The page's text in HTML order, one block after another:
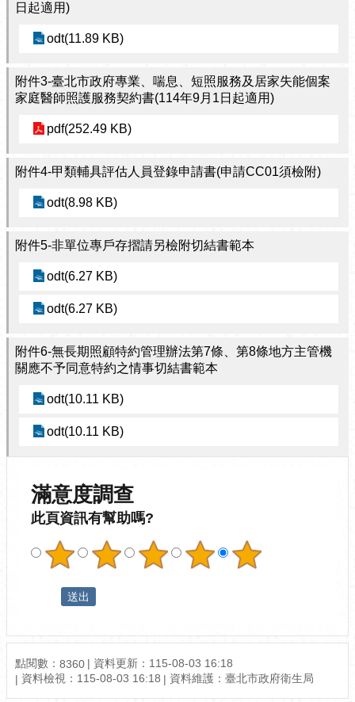
日起適用)
odt(11.89 KB)
附件3-臺北市政府專業、喘息、短照服務及居家失能個案
家庭醫師照護服務契約書(114年9月1日起適用)
pdf(252.49 KB)
附件4-甲類輔具評估人員登錄申請書(申請CC01須檢附)
odt(8.98 KB)
附件5-非單位專戶存摺請另檢附切結書範本
odt(6.27 KB)
odt(6.27 KB)
附件6-無長期照顧特約管理辦法第7條、第8條地方主管機
關應不予同意特約之情事切結書範本
odt(10.11 KB)
odt(10.11 KB)
滿意度調查
此頁資訊有幫助嗎?
點閱數： 8360
資料更新：115-08-03 16:18
資料檢視：115-08-03 16:18
資料維護：臺北市政府衛生局